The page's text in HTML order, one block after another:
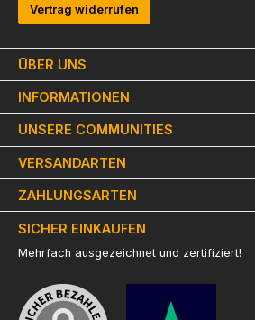
ÜBER UNS
INFORMATIONEN
Vertrag widerrufen
UNSERE COMMUNITIES
VERSANDARTEN
ZAHLUNGSARTEN
SICHER EINKAUFEN
Mehrfach ausgezeichnet und zertifiziert!